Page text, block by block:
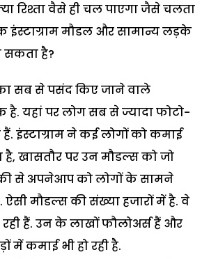
रिश्ता वैसे ही चल पाएगा जैसे चलता
इंस्टाग्राम मौडल और सामान्य लड़के
सकता है?
का सब से पसंद किए जाने वाले
है. यहां पर लोग सब से ज्यादा फोटो-
इंस्टाग्राम ने कई लोगों को कमाई
है, खासतौर पर उन मौडल्स को जो
से अपनेआप को लोगों के सामने
मौडल्स की संख्या हजारों में है. वे
हैं. उन के लाखों फौलोअर्स हैं और
में कमाई भी हो रही है.